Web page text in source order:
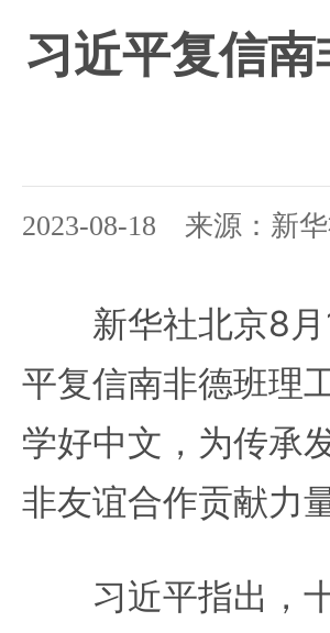
习近平复信
2023-08-18 来源：新
新华社北京8月
平复信南非德班理
学好中文，为传承
非友谊合作贡献力量
习近平指出，十